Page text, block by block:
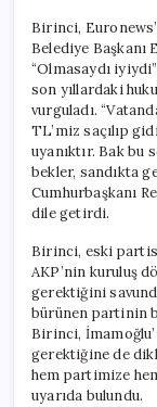
Birinci,
Belediye Başkanı
“Olmasaydı
son yıllardaki
vurguladı.
TL’miz saçılıp
uyanıktır. Bak bu
bekler, sandıkta
Cumhurbaşkanı
dile getirdi.
Birinci, eski
AKP’nin kuruluş
gerektiğini
bürünen partinin
Birinci,
gerektiğine de
hem partimize
uyarıda bulundu.